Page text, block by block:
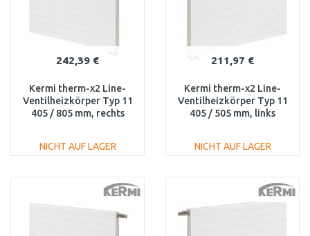
242,39 €
Kermi therm-x2 Line-
Ventilheizkörper Typ 11
405 / 805 mm, rechts
NICHT AUF LAGER
211,97 €
Kermi therm-x2 Line-
Ventilheizkörper Typ 11
405 / 505 mm, links
NICHT AUF LAGER
Vergleichen